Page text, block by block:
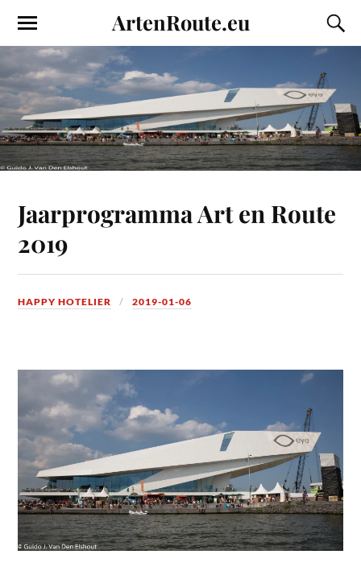
ArtenRoute.eu
Jaarprogramma Art en Route
2019
HAPPY HOTELIER 2019-01-06